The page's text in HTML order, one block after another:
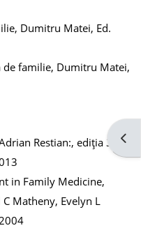
Dumitru Matei, Ed.
familie, Dumitru Matei,
Restian:, ediţia 3
in Family Medicine,
Matheny, Evelyn L